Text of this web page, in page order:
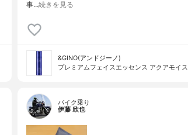
事…続きを見る
&GINO(アンドジーノ)
プレミアムフェイスエッセンス アクアモイス
バイク乗り
伊藤 欣也